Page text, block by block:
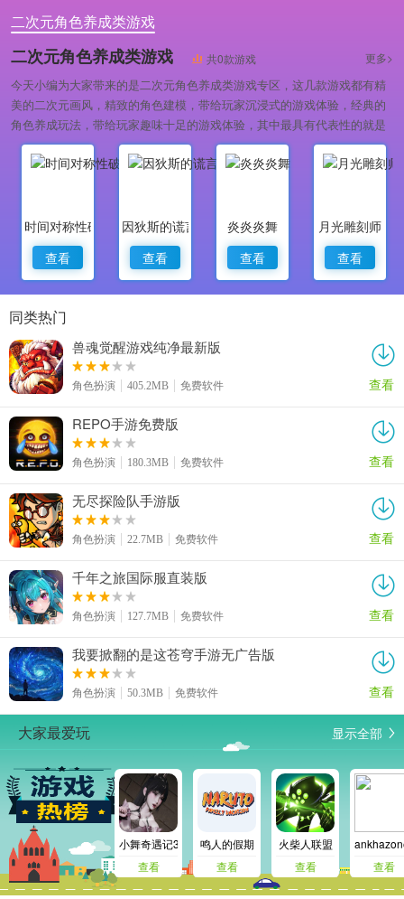
二次元角色养成类游戏
二次元角色养成类游戏 共0款游戏 更多>
今天小编为大家带来的是二次元角色养成类游戏专区，这几款游戏都有精
美的二次元画风，精致的角色建模，带给玩家沉浸式的游戏体验，经典的
角色养成玩法，带给玩家趣味十足的游戏体验，其中最具有代表性的就是
深宫曲，喜欢这类游戏的小伙伴，快来下载游玩吧！
时间对称性破缺
查看
因狄斯的谎言
查看
炎炎炎舞
查看
月光雕刻师
查看
同类热门
兽魂觉醒游戏纯净最新版
角色扮演 405.2MB 免费软件 查看
REPO手游免费版
角色扮演 180.3MB 免费软件 查看
无尽探险队手游版
角色扮演 22.7MB 免费软件 查看
千年之旅国际服直装版
角色扮演 127.7MB 免费软件 查看
我要掀翻的是这苍穹手游无广告版
角色扮演 50.3MB 免费软件 查看
大家最爱玩 显示全部
小舞奇遇记3d免费版
查看
鸣人的假期
查看
火柴人联盟
查看
查看